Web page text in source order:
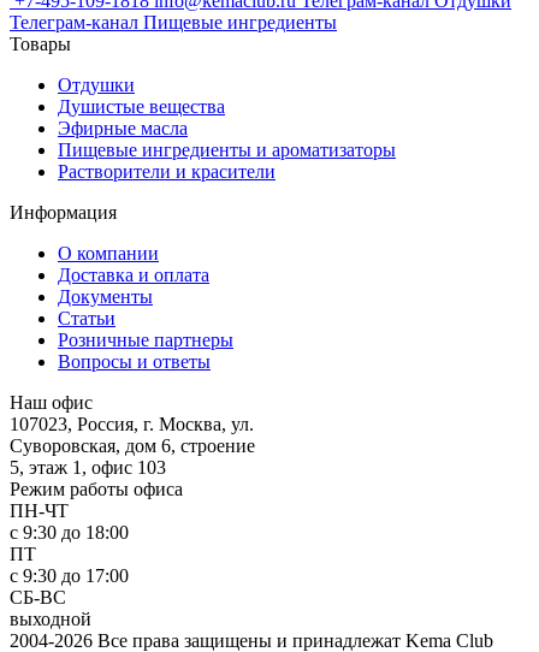
Телеграм-канал Пищевые ингредиенты
Товары
Отдушки
Душистые вещества
Эфирные масла
Пищевые ингредиенты и ароматизаторы
Растворители и красители
Информация
О компании
Доставка и оплата
Документы
Статьи
Розничные партнеры
Вопросы и ответы
Наш офис
107023, Россия, г. Москва, ул.
Суворовская, дом 6, строение
5, этаж 1, офис 103
Режим работы офиса
ПН-ЧТ
с 9:30 до 18:00
ПТ
с 9:30 до 17:00
СБ-ВС
выходной
2004-2026 Все права защищены и принадлежат Kema Club